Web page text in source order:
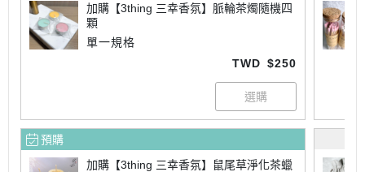
加購【3thing 三幸香氛】脈輪茶燭隨機四
顆
單一規格
TWD $250
預購
加購【3thing 三幸香氛】鼠尾草淨化茶蠟